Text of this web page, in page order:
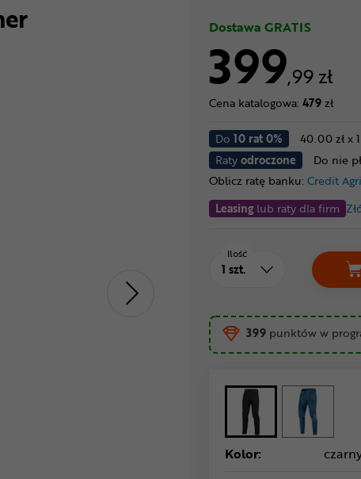
Dostawa GRATIS
399,99 zł
Cena katalogowa: 479zł
Do 10 rat 0%
40.00 zł x
Ratyodroczone
Do nie
Oblicz ratę banku: Credit
Leasinglub raty dla firm
Ilość
399 punktów w
Kolor: